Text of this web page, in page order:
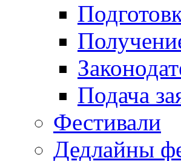
Подача
Фестивали
Дедлайны